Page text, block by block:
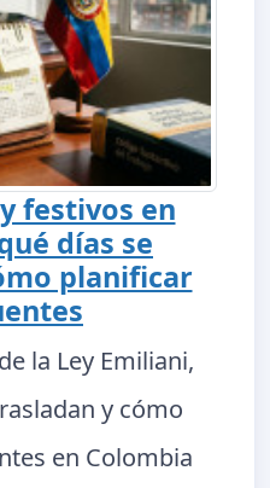
festivos en
días se
planificar
la Ley Emiliani,
y cómo
en Colombia